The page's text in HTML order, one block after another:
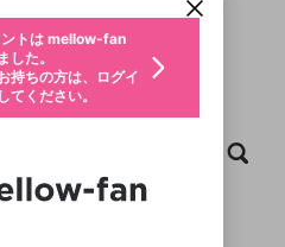
プレイリスト
追加しますか？
は終了しました
レター
ァンレターを送ることがで
サービスです。
いる動画 (ライブ配信、配
ップロード動画) をページ
す。動画タイトル横のメ
ができます。
ストがありません。
足しています
ださい
するには変更後の内容を
登録
スで新規登録
たは
イン
スでログイン
たは
イン
トは mellow-fan
した。
持ちの方は、ログイ
てください。
を入力し、送信してくださ
たメールアドレ
再設定用URLを
月
ません。
ドの入力
期限が切れたた
として報告しま
さい
クシェア
トをお持ちでない方